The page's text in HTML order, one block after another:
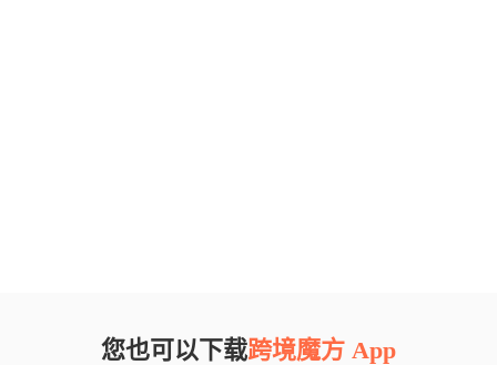
您也可以下载跨境魔方 App